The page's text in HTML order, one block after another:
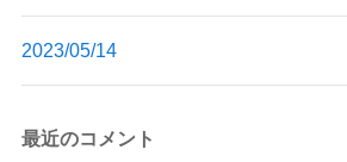
2023/05/14
最近のコメント